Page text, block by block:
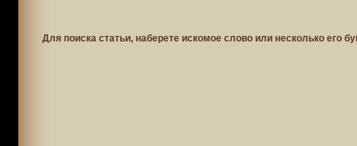
Для поиска статьи, наберете искомое слово или несколько его